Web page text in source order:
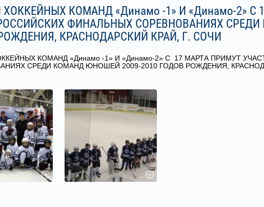
КОМАНД «Динамо -1» И «Динамо-2» С
ФИНАЛЬНЫХ СОРЕВНОВАНИЯХ СРЕДИ
КРАСНОДАРСКИЙ КРАЙ, Г. СОЧИ
КОМАНД «Динамо -1» И «Динамо-2» С 17 МАРТА ПРИМУТ
СРЕДИ КОМАНД ЮНОШЕЙ 2009-2010 ГОДОВ РОЖДЕНИЯ,